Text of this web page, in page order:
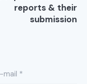
reports & their
submission